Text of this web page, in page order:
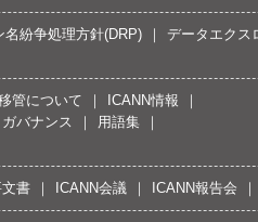
名紛争処理方針(DRP)
データエクス
管について
ICANN情報
バナンス
用語集
書 ICANN会議 ICANN報告会